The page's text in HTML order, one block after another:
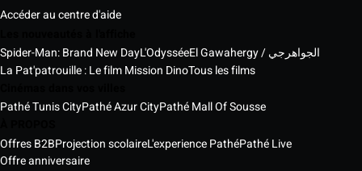
Accéder au centre d'aide
Spider-Man: Brand New DayL'Odyssée
El Gawahergy / الجواهرجي
La Pat'patrouille : Le film Mission DinoTous les films
Pathé Tunis CityPathé Azur CityPathé Mall Of Sousse
Offres B2BProjection scolaireL'experience PathéPathé Live
Offre anniversaire